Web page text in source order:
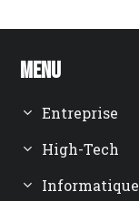
Menu
Entreprise
High-Tech
Informatique